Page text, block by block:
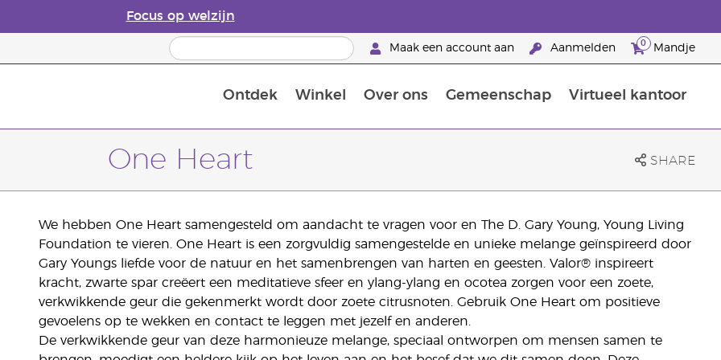
Focus op welzijn
Maak een account aan Aanmelden 0 Mandje
Ontdek Winkel Over ons Gemeenschap Virtueel kantoor
One Heart SHARE
We hebben One Heart samengesteld om aandacht te vragen voor en The D. Gary Young, Young Living
Foundation te vieren. One Heart is een zorgvuldig samengestelde en unieke melange geïnspireerd door
Gary Youngs liefde voor de natuur en het samenbrengen van harten en geesten. Valor® inspireert
kracht, zwarte spar creëert een meditatieve sfeer en ylang-ylang en ocotea zorgen voor een zoete,
verkwikkende geur die gekenmerkt wordt door zoete citrusnoten. Gebruik One Heart om positieve
gevoelens op te wekken en contact te leggen met jezelf en anderen.
De verkwikkende geur van deze harmonieuze melange, speciaal ontworpen om mensen samen te